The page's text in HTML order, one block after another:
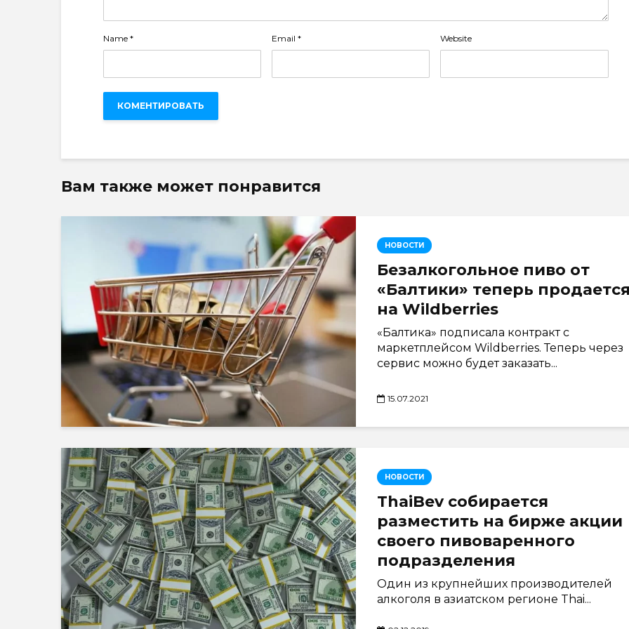
Name * Email * Website
Вам также может понравится
НОВОСТИ
Безалкогольное пиво от
«Балтики» теперь
на Wildberries
«Балтика» подписала контракт с
маркетплейсом Wildberries. Теперь через
сервис можно будет заказать...
15.07.2021
НОВОСТИ
ThaiBev собирается
разместить на бирже акции
своего пивоваренного
подразделения
Один из крупнейших производителей
алкоголя в азиатском регионе Thai...